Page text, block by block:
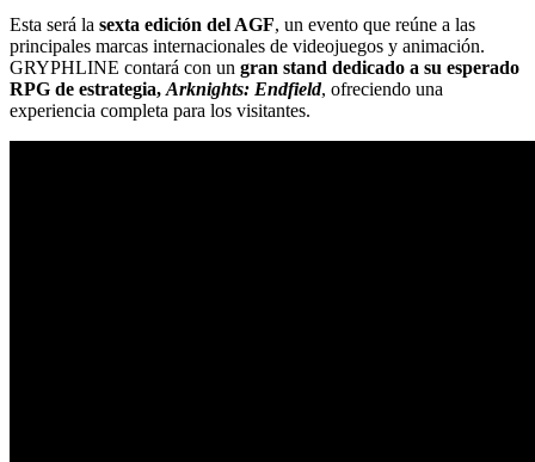
Esta será la sexta edición del AGF, un evento que reúne a las
principales marcas internacionales de videojuegos y animación.
GRYPHLINE contará con un gran stand dedicado a su esperado
RPG de estrategia, Arknights: Endfield, ofreciendo una
experiencia completa para los visitantes.